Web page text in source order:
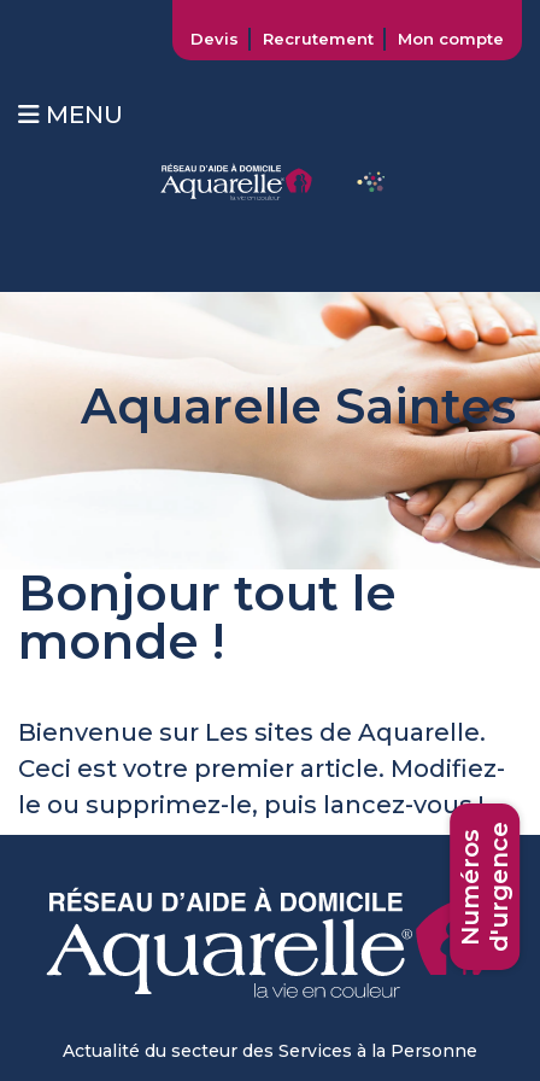
Numérosd'urgence
Devis Recrutement Mon compte
MENU
Aquarelle Saintes
Bonjour tout le
monde !
Bienvenue sur Les sites de Aquarelle.
Ceci est votre premier article. Modifiez-
le ou supprimez-le, puis lancez-vous !
Actualité du secteur des Services à la Personne